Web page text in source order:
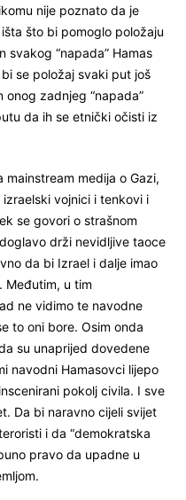
nije poznato da je
što bi pomoglo položaju
svakog “napada” Hamas
se položaj svaki put još
zadnjeg “napada”
da ih se etnički očisti iz
mainstream medija o Gazi,
vojnici i tenkovi i
se govori o strašnom
drži nevidljive taoce
da bi Izrael i dalje imao
Međutim, u tim
ne vidimo te navodne
to oni bore. Osim onda
su unaprijed dovedene
navodni Hamasovci lijepo
pokolj civila. I sve
Da bi naravno cijeli svijet
i da “demokratska
pravo da upadne u